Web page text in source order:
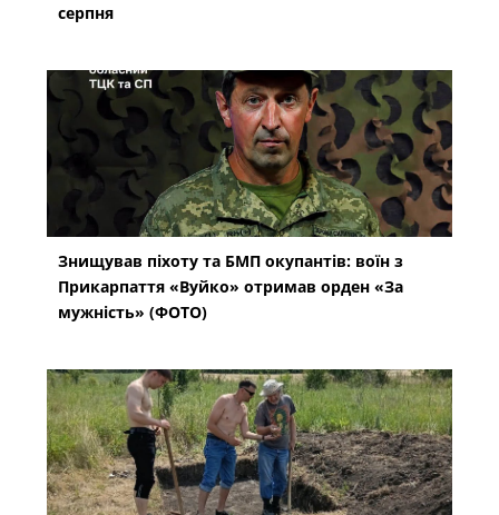
серпня
Знищував піхоту та БМП окупантів: воїн з
Прикарпаття «Вуйко» отримав орден «За
мужність» (ФОТО)